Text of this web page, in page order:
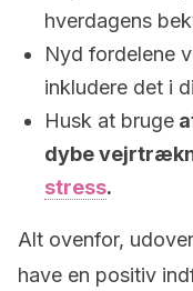
hverdagens
Nyd fordelene
inkludere det i
Husk at bruge
dybe
stress.
Alt ovenfor,
have en positiv